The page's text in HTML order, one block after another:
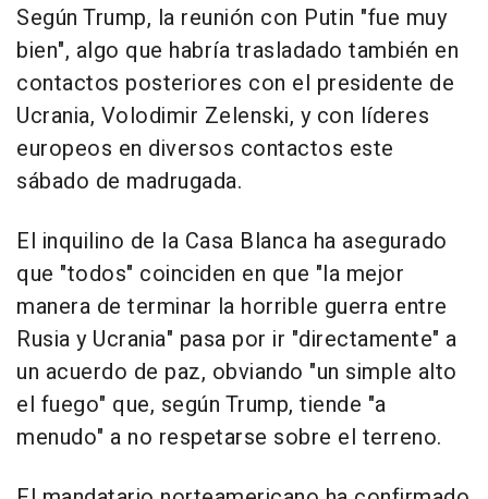
Según Trump, la reunión con Putin "fue muy
bien", algo que habría trasladado también en
contactos posteriores con el presidente de
Ucrania, Volodimir Zelenski, y con líderes
europeos en diversos contactos este
sábado de madrugada.
El inquilino de la Casa Blanca ha asegurado
que "todos" coinciden en que "la mejor
manera de terminar la horrible guerra entre
Rusia y Ucrania" pasa por ir "directamente" a
un acuerdo de paz, obviando "un simple alto
el fuego" que, según Trump, tiende "a
menudo" a no respetarse sobre el terreno.